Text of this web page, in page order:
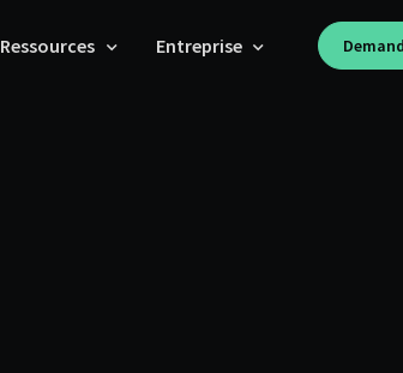
Ressources Entreprise